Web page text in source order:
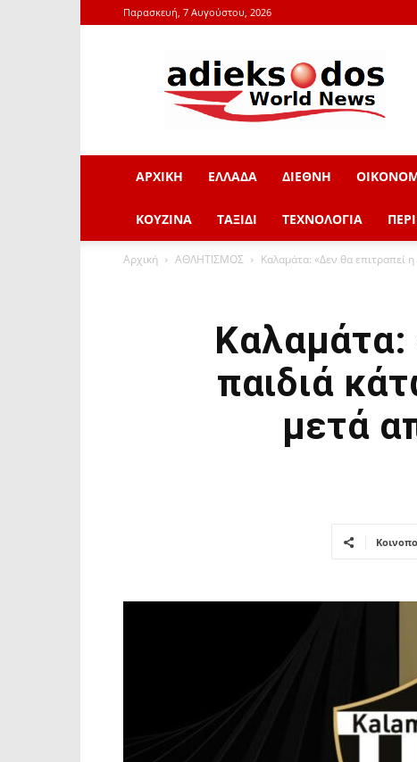
Παρασκευή, 7 Αυγούστου, 2026
adieksodos.gr
ΑΡΧΙΚΗ ΕΛΛΑΔΑ ΔΙΕΘΝΗ
ΚΟΥΖΙΝΑ ΤΑΞΙΔΙ ΤΕΧΝΟΛΟΓΙΑ
Αρχική ΑΘΛΗΤΙΣΜΟΣ Kαλαμάτα: «Δεν θα επιτραπεί
Kαλαμάτα:
παιδιά
μετά